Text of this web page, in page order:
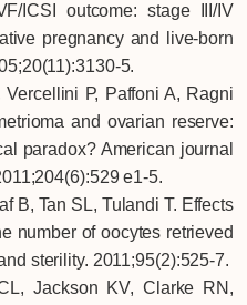
ICSI outcome: stage III/IV
pregnancy and live-born
5.
P, Paffoni A, Ragni
and ovarian reserve:
paradox? American journal
e1-5.
B, Tan SL, Tulandi T. Effects
number of oocytes retrieved
sterility. 2011;95(2):525-7.
Jackson KV, Clarke RN,